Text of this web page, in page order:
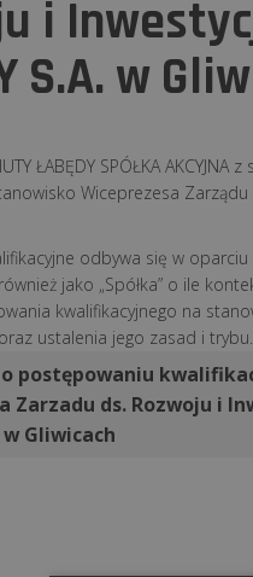
i
S.A. w
ŁABĘDY SPÓŁKA
Wiceprezesa Zarządu
odbywa się w oparciu
również jako „Spółka” o ile
kwalifikacyjnego na
oraz ustalenia jego zasad i trybu.
o postępowaniu
Zarzadu ds. Rozwoju i
w Gliwicach